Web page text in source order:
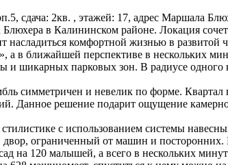
сдача: 2кв. , этажей: 17, адрес Маршала
в Калининском районе. Локация
комфортной жизнью в развитой
в ближайшей перспективе в нескольких
и шикарных парковых зон. В радиусе
симметричен и невелик по форме.
Данное решение подарит ощущение
с использованием системы
ограниченный от машин и
на 120 малышей, а всего в нескольких